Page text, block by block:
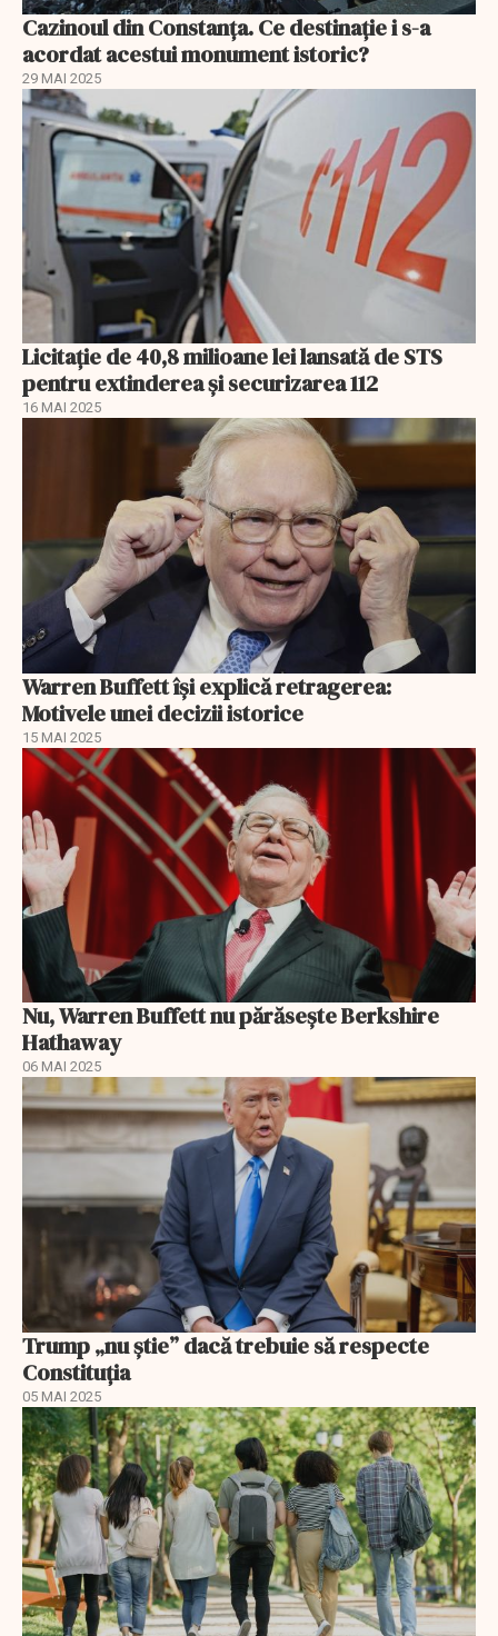
Cazinoul din Constanța. Ce destinație i s-a
acordat acestui monument istoric?
29 MAI 2025
Licitație de 40,8 milioane lei lansată de STS
pentru extinderea și securizarea 112
16 MAI 2025
Warren Buffett își explică retragerea:
Motivele unei decizii istorice
15 MAI 2025
Nu, Warren Buffett nu părăsește Berkshire
Hathaway
06 MAI 2025
Trump „nu știe” dacă trebuie să respecte
Constituția
05 MAI 2025